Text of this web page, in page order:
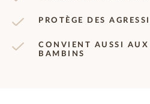
PROTÈGE DES
CONVIENT AUSSI AUX
BAMBINS